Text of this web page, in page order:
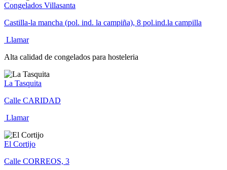
Congelados Villasanta
Castilla-la mancha (pol. ind. la campiña), 8 pol.ind.la campilla
Llamar
Alta calidad de congelados para hosteleria
La Tasquita
Calle CARIDAD
Llamar
El Cortijo
Calle CORREOS, 3